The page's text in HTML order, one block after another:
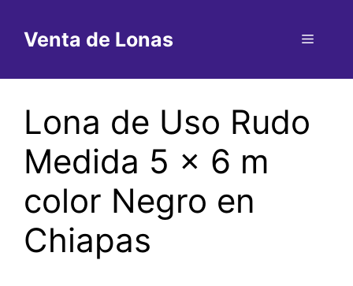
contenido
Venta de Lonas Menú
Lona de Uso Rudo
Medida 5 x 6 m
color Negro en
Chiapas